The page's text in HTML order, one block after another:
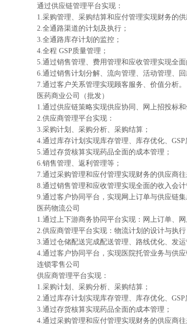
通过供应链管理平台实现：
1.采购管理、采购结算和应付管理实现财务的供
2.全通路渠道的计划及执行；
3.全通路库存计划的监控；
4.全程 GSP质量管理；
5.通过销售管理、费用管理和应收管理实现全面
6.通过销售计划分解、流向管理、活动管理、
7.通过客户关系管理实现顾客服务、价值分析。
医药商业公司（批发）
1.通过供应链策略实现供应协同、网上招投标和
2.供应商管理平台实现：
3.采购计划、采购分析、采购结算；
4.通过库存计划实现库存管理、库存优化、GSP
5.通过存货核算实现药品全面的成本管理；
6.销售管理、返利管理等；
7.通过采购管理和应付管理实现财务的供应商往
8.通过销售管理和应收管理实现全面的收入会计
9.通过客户协同平台，实现网上订单与供应链集
医药物流公司
1.通过上下游商务协同平台实现：网上订单、
2.供应商管理平台实现：物流计划的设计与执行
3.通过仓储配送完成配送管理、路线优化、发
4.通过客户协同平台，实现医院托管业务与供应
连锁零售公司
供应商管理平台实现：
1.采购计划、采购分析、采购结算；
2.通过库存计划实现库存管理、库存优化、
3.通过存货核算实现药品全面的成本管理；
4.通过采购管理和应付管理实现财务的供应商往